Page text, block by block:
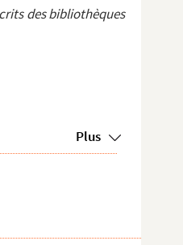
des bibliothèques
Plus